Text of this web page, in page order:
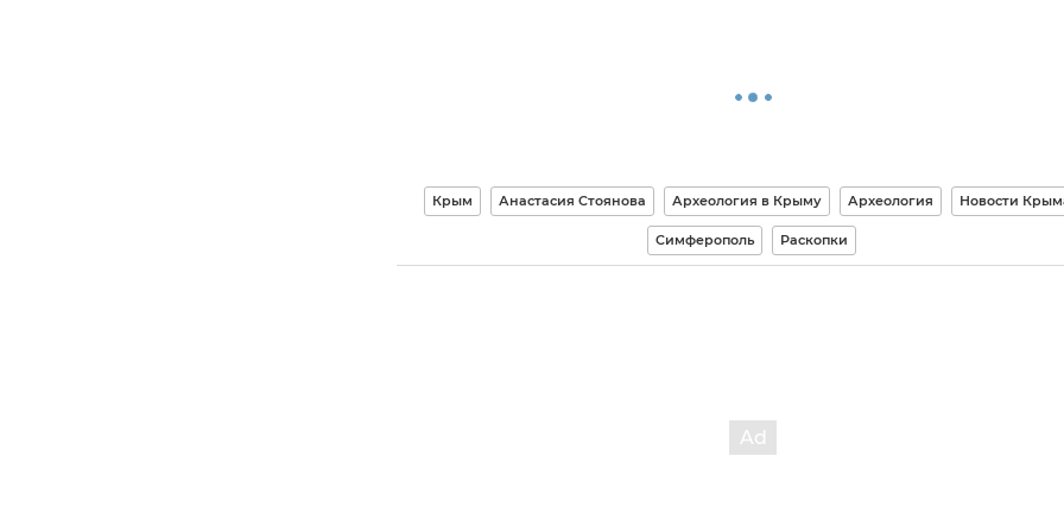
Крым Анастасия Стоянова Археология в Крыму Археология Новости
Симферополь Раскопки